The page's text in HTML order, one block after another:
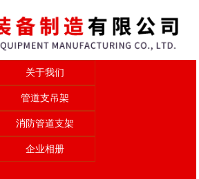
关于我们
管道支吊架
消防管道支架
企业相册